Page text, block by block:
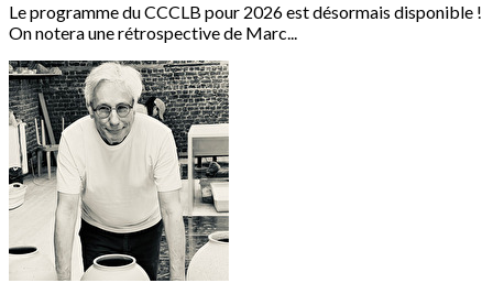
Le programme du CCCLB pour 2026 est désormais disponible !
On notera une rétrospective de Marc...